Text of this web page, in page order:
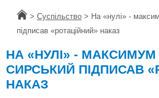
Головна
> Суспільство > На «нулі» -
підписав «ротаційний» наказ
НА «НУЛІ» - МАКСИМУМ
СИРСЬКИЙ ПІДПИСАВ
НАКАЗ